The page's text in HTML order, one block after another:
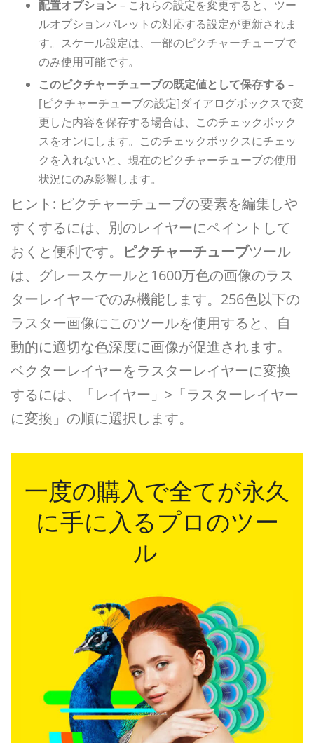
配置オプション – これらの設定を変更すると、ツー
ルオプションパレットの対応する設定が更新されま
す。スケール設定は、一部のピクチャーチューブで
のみ使用可能です。
このピクチャーチューブの既定値として保存する –
[ピクチャーチューブの設定]ダイアログボックスで変
更した内容を保存する場合は、このチェックボック
スをオンにします。このチェックボックスにチェッ
クを入れないと、現在のピクチャーチューブの使用
状況にのみ影響します。
ヒント: ピクチャーチューブの要素を編集しや
すくするには、別のレイヤーにペイントして
おくと便利です。 ピクチャーチューブツール
は、グレースケールと1600万色の画像のラス
ターレイヤーでのみ機能します。256色以下の
ラスター画像にこのツールを使用すると、自
動的に適切な色深度に画像が促進されます。
ベクターレイヤーをラスターレイヤーに変換
するには、「レイヤー」>「ラスターレイヤー
に変換」の順に選択します。
一度の購入で全てが永久
に手に入るプロのツー
ル